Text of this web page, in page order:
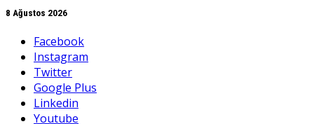
8 Ağustos 2026
Facebook
Instagram
Twitter
Google Plus
Linkedin
Youtube